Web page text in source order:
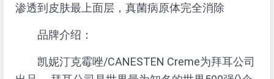
渗透到皮肤最上面层，真菌病原体完全消除
品牌介绍：
凯妮汀克霉唑/CANESTEN Creme为拜耳公司